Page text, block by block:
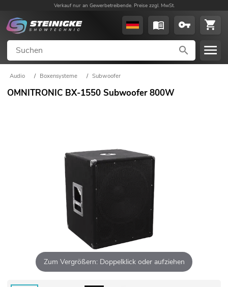
Verkauf nur an Gewerbetreibende. Preise zzgl. MwSt.
Audio / Boxensysteme / Subwoofer
OMNITRONIC BX-1550 Subwoofer 800W
Zum Vergrößern: Doppelklick oder aufziehen